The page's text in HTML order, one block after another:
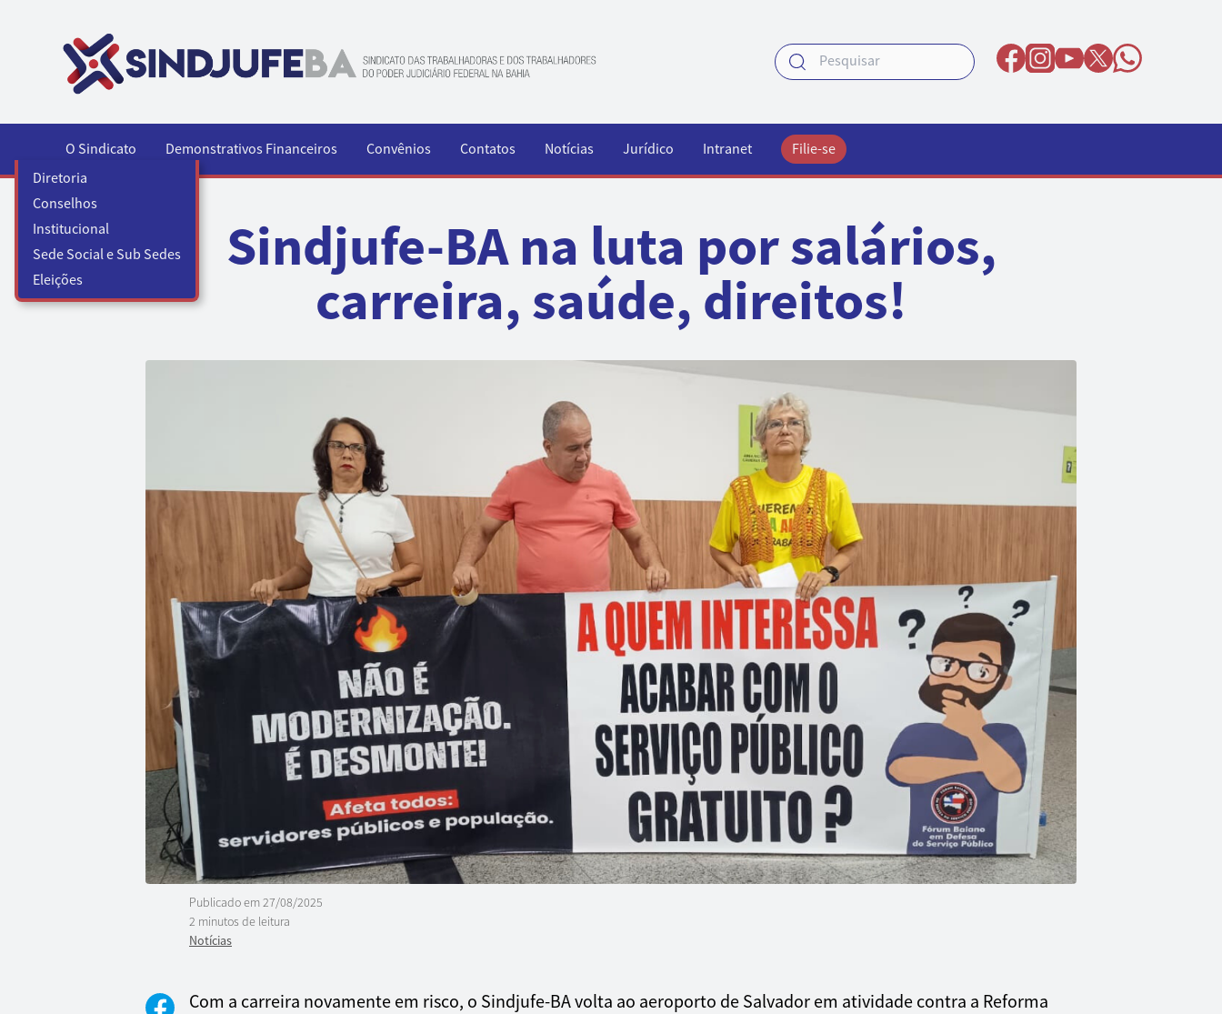
O Sindicato
Diretoria
Conselhos
Institucional
Sede Social e Sub Sedes
Eleições
Demonstrativos Financeiros Convênios Contatos Notícias Jurídico Intranet Filie-se
Sindjufe-BA na luta por salários,
carreira, saúde, direitos!
Publicado em27/08/2025
2 minutos de leitura
Notícias
Com a carreira novamente em risco, o Sindjufe-BA volta ao aeroporto de Salvador em atividade contra a Reforma